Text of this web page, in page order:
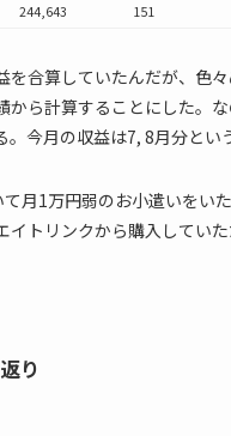
244,643 151
を合算していたんだが、色
から計算することにした。
。今月の収益は7, 8月分とい
月1万円弱のお小遣いをいた
イトリンクから購入してい
り